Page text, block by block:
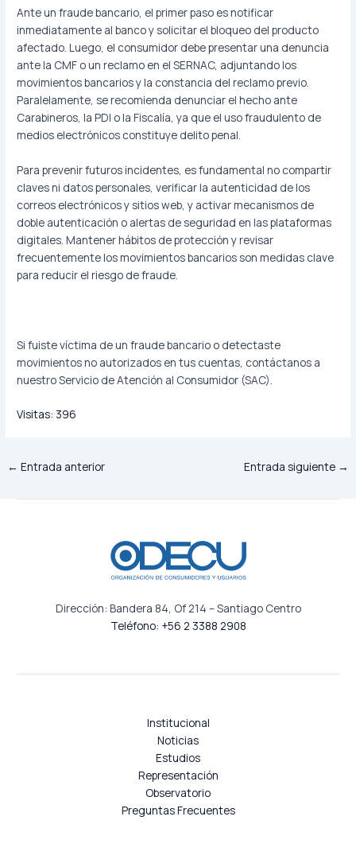
Ante un fraude bancario, el primer paso es notificar
inmediatamente al banco y solicitar el bloqueo del producto
afectado. Luego, el consumidor debe presentar una denuncia
ante la CMF o un reclamo en el SERNAC, adjuntando los
movimientos bancarios y la constancia del reclamo previo.
Paralelamente, se recomienda denunciar el hecho ante
Carabineros, la PDI o la Fiscalía, ya que el uso fraudulento de
medios electrónicos constituye delito penal.
Para prevenir futuros incidentes, es fundamental no compartir
claves ni datos personales, verificar la autenticidad de los
correos electrónicos y sitios web, y activar mecanismos de
doble autenticación o alertas de seguridad en las plataformas
digitales. Mantener hábitos de protección y revisar
frecuentemente los movimientos bancarios son medidas clave
para reducir el riesgo de fraude.
Si fuiste víctima de un fraude bancario o detectaste
movimientos no autorizados en tus cuentas, contáctanos a
nuestro Servicio de Atención al Consumidor (SAC).
Visitas: 396
← Entrada anterior Entrada siguiente →
Dirección: Bandera 84, Of 214 – Santiago Centro
Teléfono: +56 2 3388 2908
Institucional
Noticias
Estudios
Representación
Observatorio
Preguntas Frecuentes